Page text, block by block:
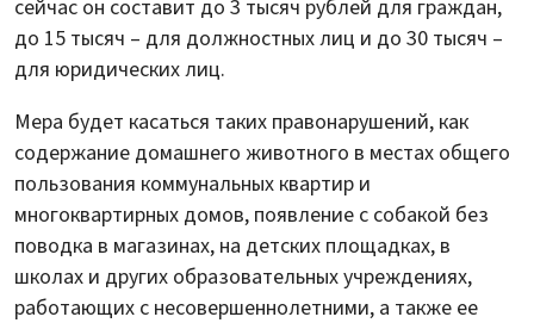
сейчас он составит до 3 тысяч рублей для граждан,
до 15 тысяч – для должностных лиц и до 30 тысяч –
для юридических лиц.
Мера будет касаться таких правонарушений, как
содержание домашнего животного в местах общего
пользования коммунальных квартир и
многоквартирных домов, появление с собакой без
поводка в магазинах, на детских площадках, в
школах и других образовательных учреждениях,
работающих с несовершеннолетними, а также ее